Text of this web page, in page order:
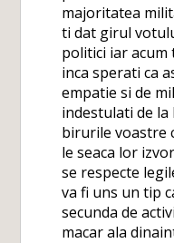
majoritatea
ti dat girul
politici iar acum
inca sperati ca
empatie si de
indestulati de
birurile voastre
le seaca lor
se respecte
va fi uns un tip
secunda de
macar ala